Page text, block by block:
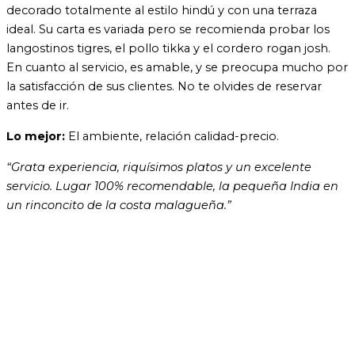
decorado totalmente al estilo hindú y con una terraza
ideal. Su carta es variada pero se recomienda probar los
langostinos tigres, el pollo tikka y el cordero rogan josh.
En cuanto al servicio, es amable, y se preocupa mucho por
la satisfacción de sus clientes. No te olvides de reservar
antes de ir.
Lo mejor: El ambiente, relación calidad-precio.
“Grata experiencia, riquísimos platos y un excelente
servicio. Lugar 100% recomendable, la pequeña India en
un rinconcito de la costa malagueña.”